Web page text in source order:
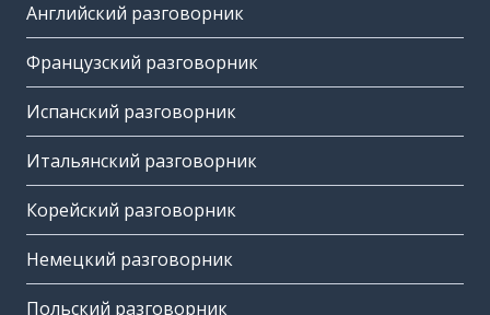
Английский разговорник
Французский разговорник
Испанский разговорник
Итальянский разговорник
Корейский разговорник
Немецкий разговорник
Польский разговорник